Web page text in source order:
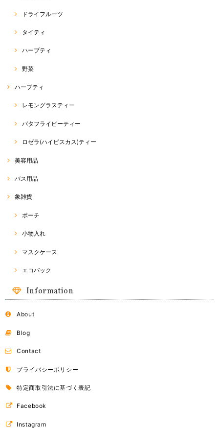
ドライフルーツ
タイティ
ハーブティ
野菜
ハーブティ
レモングラスティー
バタフライピーティー
ロゼラ(ハイビスカス)ティー
美容用品
バス用品
象雑貨
ポーチ
小物入れ
マスクケース
エコバック
Information
About
Blog
Contact
プライバシーポリシー
特定商取引法に基づく表記
Facebook
Instagram